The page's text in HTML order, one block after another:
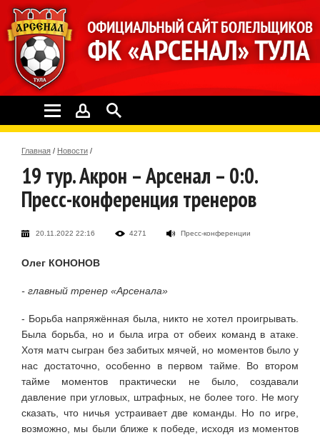
Главная / Новости /
19 тур. Акрон – Арсенал – 0:0.
Пресс-конференция тренеров
20.11.2022 22:16 4271 Пресс-конференции
Олег КОНОНОВ
- главный тренер «Арсенала»
- Борьба напряжённая была, никто не хотел проигрывать.
Была борьба, но и была игра от обеих команд в атаке.
Хотя матч сыгран без забитых мячей, но моментов было у
нас достаточно, особенно в первом тайме. Во втором
тайме моментов практически не было, создавали
давление при угловых, штрафных, не более того. Не могу
сказать, что ничья устраивает две команды. Но по игре,
возможно, мы были ближе к победе, исходя из моментов